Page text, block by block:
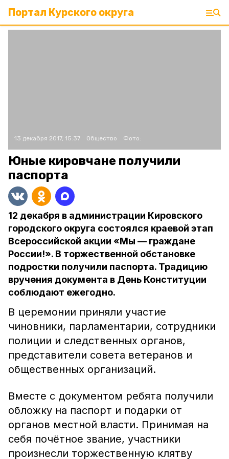
Портал Курского округа
13 декабря 2017, 15:37 Общество Фото:
Юные кировчане получили
паспорта
12 декабря в администрации Кировского
городского округа состоялся краевой этап
Всероссийской акции «Мы — граждане
России!». В торжественной обстановке
подростки получили паспорта. Традицию
вручения документа в День Конституции
соблюдают ежегодно.
В церемонии приняли участие
чиновники, парламентарии, сотрудники
полиции и следственных органов,
представители совета ветеранов и
общественных организаций.
Вместе с документом ребята получили
обложку на паспорт и подарки от
органов местной власти. Принимая на
себя почётное звание, участники
произнесли торжественную клятву